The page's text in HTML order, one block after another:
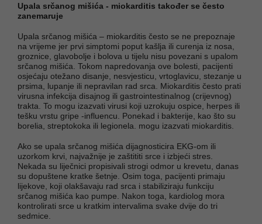
Upala srčanog mišića - miokarditis također se često
zanemaruje
Upala srčanog mišića – miokarditis često se ne prepoznaje
na vrijeme jer prvi simptomi poput kašlja ili curenja iz nosa,
groznice, glavobolje i bolova u tijelu nisu povezani s upalom
srčanog mišića. Tokom napredovanja ove bolesti, pacijenti
osjećaju otežano disanje, nesvjesticu, vrtoglavicu, stezanje u
prsima, lupanje ili nepravilan rad srca. Miokarditis često prati
virusna infekcija disajnog ili gastrointestinalnog (crijevnog)
trakta. To mogu izazvati virusi koji uzrokuju ospice, herpes ili
tešku vrstu gripe -influencu. Ponekad i bakterije, kao što su
borelia, streptokoka ili legionela. mogu izazvati miokarditis.
Ako se upala srčanog mišića dijagnosticira EKG-om ili
uzorkom krvi, najvažnije je zaštititi srce i izbjeći stres.
Nekada su liječnici propisivali strogi odmor u krevetu, danas
su dopuštene kratke šetnje. Osim toga, pacijenti primaju
lijekove, koji olakšavaju rad srca i stabiliziraju funkciju
srčanog mišića kao pumpe. Nakon toga, kardiolog mora
kontrolirati srce u kratkim intervalima svake dvije do tri
sedmice.